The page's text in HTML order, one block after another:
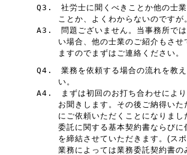
Q3.
社労士に聞くべきことか他の士業
ことか、よくわからないのですが
A3.
問題ございません。当事務所で
い場合、他の士業のご紹介もさせ
ますのでまずはご連絡ください。
Q4.
業務を依頼する場合の流れを教え
い。
A4.
まずは初回のお打ち合わせによ
お聞きします。その後ご納得いた
にご依頼いただくことになりまし
委託に関する基本契約書ならびに
を締結させていただきます。(スポ
業務によっては業務委託契約書の